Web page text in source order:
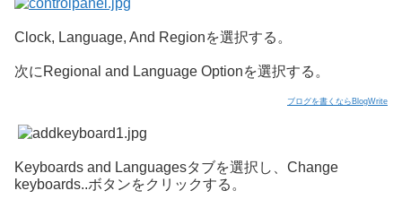
Clock, Language, And Regionを選択する。
次にRegional and Language Optionを選択する。
ブログを書くならBlogWrite
Keyboards and Languagesタブを選択し、Change
keyboards..ボタンをクリックする。